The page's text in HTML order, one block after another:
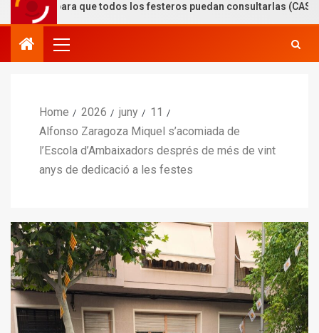
todos los festeros puedan consultarlas (CASTELLÀ)
Home 2026 juny
11
Alfonso Zaragoza Miquel s’acomiada de
l’Escola d’Ambaixadors després de més de vint
anys de dedicació a les festes